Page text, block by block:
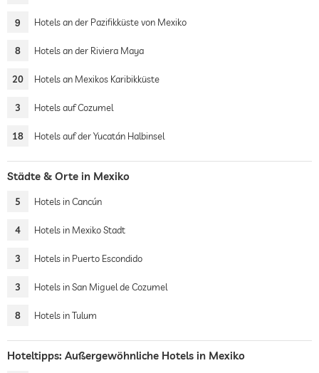
9 Hotels an der Pazifikküste von Mexiko
8 Hotels an der Riviera Maya
20 Hotels an Mexikos Karibikküste
3 Hotels auf Cozumel
18 Hotels auf der Yucatán Halbinsel
Städte & Orte in Mexiko
5 Hotels in Cancún
4 Hotels in Mexiko Stadt
3 Hotels in Puerto Escondido
3 Hotels in San Miguel de Cozumel
8 Hotels in Tulum
Hoteltipps: Außergewöhnliche Hotels in Mexiko